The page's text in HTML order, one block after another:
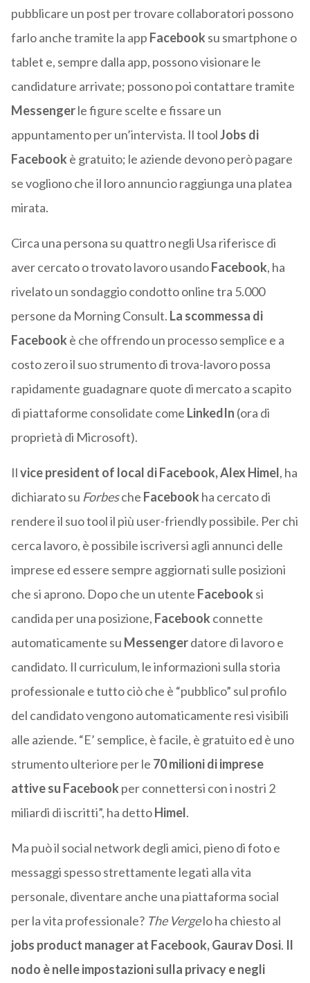
pubblicare un post per trovare collaboratori possono
farlo anche tramite la app Facebooksu smartphone o
tablet e, sempre dalla app, possono visionare le
candidature arrivate; possono poi contattare tramite
Messengerle figure scelte e fissare un
appuntamento per un’intervista. Il toolJobs di
Facebookè gratuito; le aziende devono però pagare
se vogliono che il loro annuncio raggiunga una platea
mirata.
Circa una persona su quattro negli Usa riferisce di
aver cercato o trovato lavoro usandoFacebook, ha
rivelato un sondaggio condotto online tra 5.000
persone da Morning Consult. La scommessa di
Facebookè che offrendo un processo semplice e a
costo zero il suo strumento di trova-lavoro possa
rapidamente guadagnare quote di mercato a scapito
di piattaforme consolidate come LinkedIn (ora di
proprietà di Microsoft).
Ilvice president of local di Facebook, Alex Himel, ha
dichiarato su Forbesche Facebookha cercato di
rendere il suo tool il più user-friendly possibile. Per chi
cerca lavoro, è possibile iscriversi agli annunci delle
imprese ed essere sempre aggiornati sulle posizioni
che si aprono. Dopo che un utente Facebooksi
candida per una posizione, Facebookconnette
automaticamente su Messengerdatore di lavoro e
candidato. Il curriculum, le informazioni sulla storia
professionale e tutto ciò che è “pubblico” sul profilo
del candidato vengono automaticamente resi visibili
alle aziende. “E’ semplice, è facile, è gratuito ed è uno
strumento ulteriore per le 70 milioni di imprese
attive su Facebookper connettersi con i nostri 2
miliardi di iscritti”, ha dettoHimel.
Ma può il social network degli amici, pieno di foto e
messaggi spesso strettamente legati alla vita
personale, diventare anche una piattaforma social
per la vita professionale? The Vergelo ha chiesto al
jobs product manager at Facebook, Gaurav Dosi. Il
nodo è nelle impostazioni sulla privacy e negli